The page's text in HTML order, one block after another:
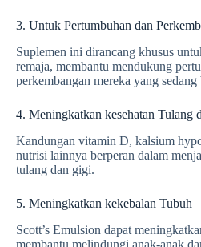
3. Untuk Pertumbuhan dan
Suplemen ini dirancang khusus
remaja, membantu mendukung
perkembangan mereka yang sedang
4. Meningkatkan kesehatan Tulang
Kandungan vitamin D, kalsium
nutrisi lainnya berperan dalam
tulang dan gigi.
5. Meningkatkan kekebalan Tubuh
Scott’s Emulsion dapat
membantu melindungi anak-anak